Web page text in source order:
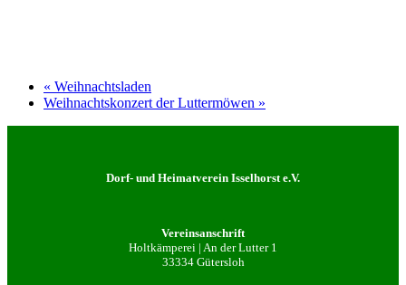
« Weihnachtsladen
Weihnachtskonzert der Luttermöwen »
Dorf- und Heimatverein Isselhorst e.V.
Vereinsanschrift
Holtkämperei | An der Lutter 1
33334 Gütersloh